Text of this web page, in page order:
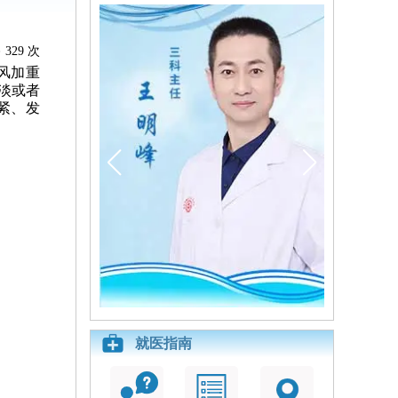
329 次
加重
或者
、发
就医指南